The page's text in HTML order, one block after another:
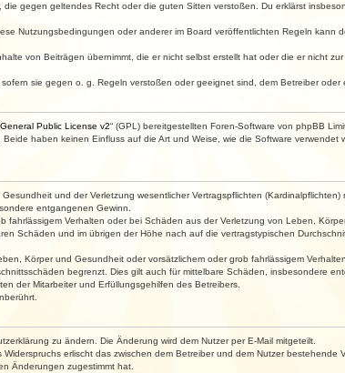
gegen geltendes Recht oder die guten Sitten verstoßen. Du erklärst
Nutzungsbedingungen oder anderer im Board veröffentlichten Regeln kann
von Beiträgen übernimmt, die er nicht selbst erstellt hat oder die er nicht
sie gegen o. g. Regeln verstoßen oder geeignet sind, dem Betreiber oder
Public License v2“ (GPL) bereitgestellten Foren-Software von phpBB
haben keinen Einfluss auf die Art und Weise, wie die Software
und der Verletzung wesentlicher Vertragspflichten
entgangenen Gewinn.
fahrlässigem Verhalten oder bei Schäden aus der Verletzung von Leben,
Schäden und im übrigen der Höhe nach auf die vertragstypischen
Körper und Gesundheit oder vorsätzlichem oder grob fahrlässigem
begrenzt. Dies gilt auch für mittelbare Schäden, insbesondere
der Mitarbeiter und Erfüllungsgehilfen des Betreibers.
zu ändern. Die Änderung wird dem Nutzer per E-Mail mitgeteilt.
erlischt das zwischen dem Betreiber und dem Nutzer bestehende
Änderungen zugestimmt hat.